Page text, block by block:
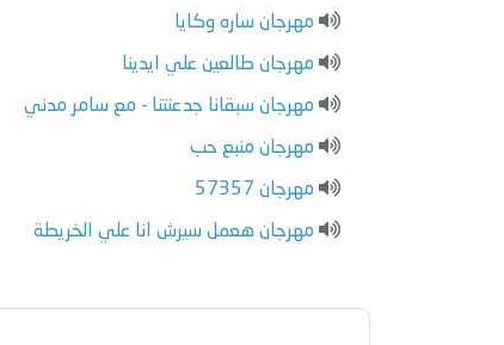
مهرجان ساره وكايا
مهرجان طالعين علي ايدينا
مهرجان سبقانا جدعنتنا - مع سامر مدني
مهرجان منبع حب
مهرجان 57357
مهرجان هعمل سيرش انا علي الخريطة